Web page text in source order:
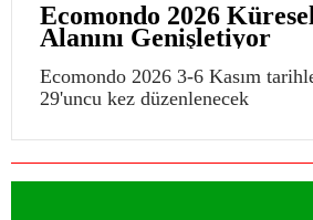
Ecomondo 2026
Alanını Genişletiyor
Ecomondo 2026 3-6 Kasım
29'uncu kez düzenlenecek